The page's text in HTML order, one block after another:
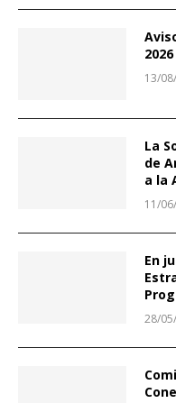
2026
13/
La
de
a la
11/
En
28/